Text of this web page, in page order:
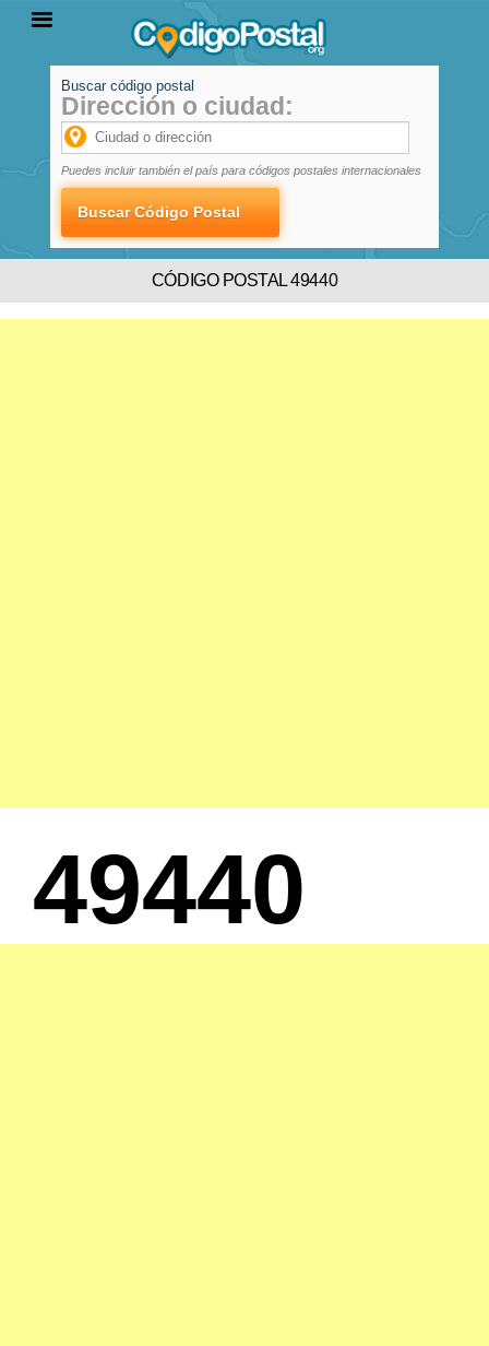
PROVINCIAS
LOCALIDADES
Buscar código postal
Dirección o ciudad:
Puedes incluir también el país para códigos postales internacionales
CÓDIGO POSTAL 49440
49440